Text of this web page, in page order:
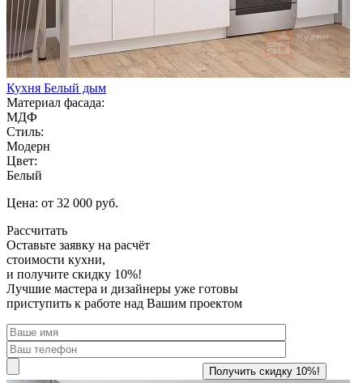
Кухня Белый дым
Материал фасада:
МДФ
Стиль:
Модерн
Цвет:
Белый
Цена: от 32 000 руб.
Рассчитать
Оставьте заявку на расчёт
стоимости кухни,
и получите скидку 10%!
Лучшие мастера и дизайнеры уже готовы
приступить к работе над Вашим проектом